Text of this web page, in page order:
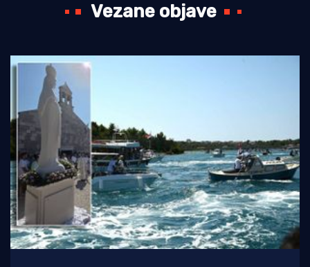
Vezane objave